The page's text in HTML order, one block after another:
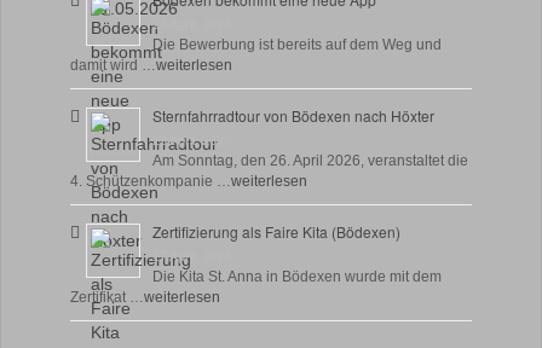
28 April, 2026
Die Bewerbung ist bereits auf dem Weg und
damit wird …weiterlesen
Sternfahrradtour von Bödexen nach Höxter
23 April, 2026
Am Sonntag, den 26. April 2026, veranstaltet die
4. Schützenkompanie …weiterlesen
Zertifizierung als Faire Kita (Bödexen)
17 April, 2026
Die Kita St. Anna in Bödexen wurde mit dem
Zertifikat …weiterlesen